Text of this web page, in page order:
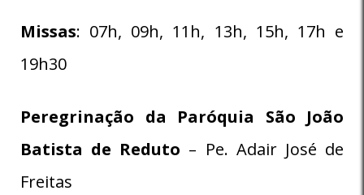
Missas: 07h, 09h, 11h, 13h, 15h, 17h e
19h30
Peregrinação da Paróquia
São João
Batista de Reduto – Pe. Adair José de
Freitas